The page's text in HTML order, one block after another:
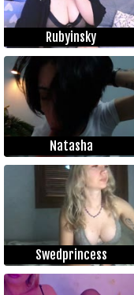
Rubyinsky
Natasha
Swedprincess